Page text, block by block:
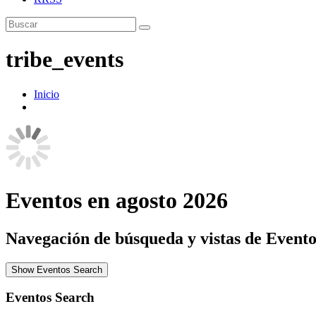
tribe_events
Inicio
Eventos en agosto 2026
Navegación de búsqueda y vistas de
Show Eventos Search
Eventos Search